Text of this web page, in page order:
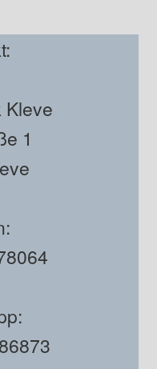
Kleve
1